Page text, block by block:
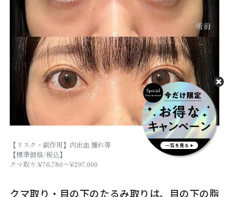
【リスク・副作用】内出血 腫れ等
【標準価格/税込】
クマ取り:¥76,780～¥297,000
クマ取り・目の下のたるみ取りは、目の下の脂